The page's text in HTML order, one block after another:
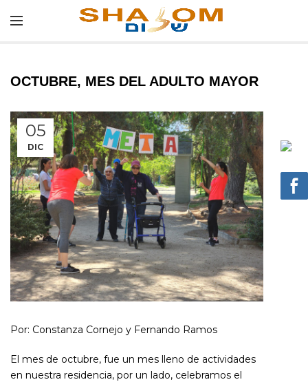
OCTUBRE, MES DEL ADULTO MAYOR
05
DIC
Por: Constanza Cornejo y Fernando Ramos
El mes de octubre, fue un mes lleno de actividades
en nuestra residencia, por un lado, celebramos el